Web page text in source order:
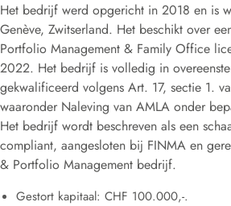
Het bedrijf werd opgericht in 2018 en is
Genève, Zwitserland. Het beschikt over
Portfolio Management & Family Office
2022. Het bedrijf is volledig in
gekwalificeerd volgens Art. 17, sectie 1.
waaronder Naleving van AMLA onder
Het bedrijf wordt beschreven als een
compliant, aangesloten bij FINMA en
& Portfolio Management bedrijf.
Gestort kapitaal: CHF 100.000,-.